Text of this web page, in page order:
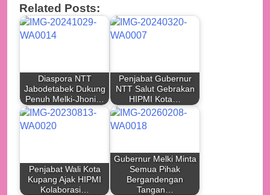
Related Posts:
Diaspora NTT
Jabodetabek Dukung
Penuh Melki-Jhoni…
Penjabat Gubernur
NTT Salut Gebrakan
HIPMI Kota…
Penjabat Wali Kota
Kupang Ajak HIPMI
Kolaborasi…
Gubernur Melki Minta
Semua Pihak
Bergandengan
Tangan…